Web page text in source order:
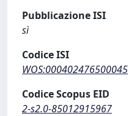
Pubblicazione ISI
sì
Codice ISI
WOS:000402476500045
Codice Scopus EID
2-s2.0-85012915967